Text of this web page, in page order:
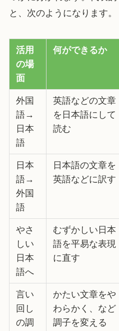
と、次のようになります。
活用
の場
面
何ができるか
外国
語→
日本
語
英語などの文章
を日本語にして
読む
日本
語→
外国
語
日本語の文章を
英語などに訳す
やさ
しい
日本
語へ
むずかしい日本
語を平易な表現
に直す
言い
回し
の調
かたい文章をや
わらかく、など
調子を変える